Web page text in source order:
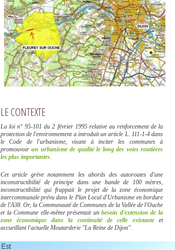
LE CONTEXTE
La loi n° 95-101 du 2 février 1995 relative au renforcement de la
protection de l'environnement a introduit un article L. 111-1-4 dans
le Code de l'urbanisme, visant à inciter les communes à
promouvoir un urbanisme de qualité le long des voies routières
les plus importantes
Cet article grève notamment les abords des autoroutes d'une
inconstructibilité de principe dans une bande de 100 mètres,
inconstructibilité qui frappait le projet de la zone économique
intercommunale prévu dans le Plan Local d'Urbanisme en bordure
de l'A38. Or, la Communauté de Communes de la Vallée de l'Ouche
et la Commune elle-même présentait unbesoin d'extension de la
zone économique dans la continuité de celle existante et
accueillant l'actuelle Moutarderie "La Reine de Dijon".